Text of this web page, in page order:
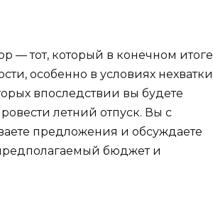
— тот, который в конечном итоге
особенно в условиях нехватки
впоследствии вы будете
летний отпуск. Вы с
предложения и обсуждаете
бюджет и